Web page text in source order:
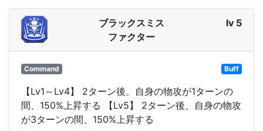
ブラックスミス
ファクター
lv 5
Command Buff
【Lv1～Lv4】 2ターン後、自身の物攻が1ターンの
間、150%上昇する 【Lv5】 2ターン後、自身の物攻
が3ターンの間、150%上昇する